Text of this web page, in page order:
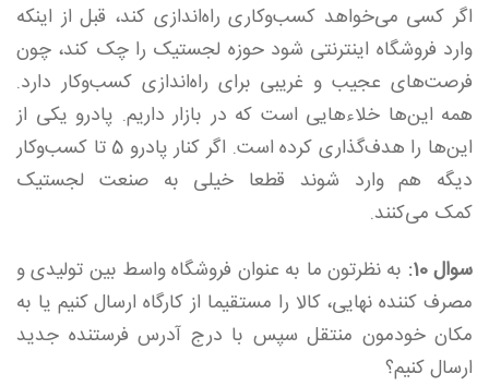
اگر کسی می‌خواهد کسب‌وکاری راه‌اندازی کند، قبل از اینکه
وارد فروشگاه اینترنتی شود حوزه لجستیک را چک کند، چون
فرصت‌های عجیب و غریبی برای راه‌اندازی کسب‌وکار دارد.
همه این‌ها خلاء‌هایی است که در بازار داریم. پادرو یکی از
این‌ها را هدف‌گذاری کرده است. اگر کنار پادرو 5 تا کسب‌وکار
دیگه هم وارد شوند قطعا خیلی به صنعت لجستیک
کمک ‌می‌کنند.
سوال 10:
به نظرتون ما به عنوان فروشگاه واسط بین تولیدی و
مصرف کننده نهایی، کالا را مستقیما از کارگاه ارسال کنیم یا به
مکان خودمون منتقل سپس با درج آدرس فرستنده جدید
ارسال کنیم؟